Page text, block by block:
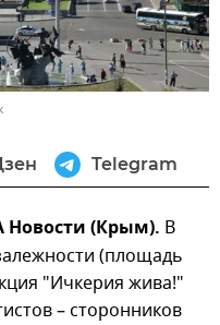
Telegram
(Крым). В
(площадь
"Ичкерия жива!"
– сторонников